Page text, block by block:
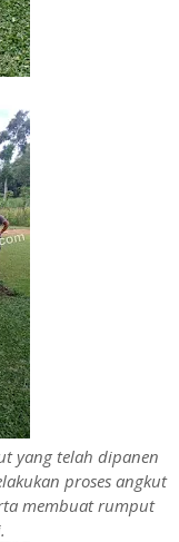
yang telah dipanen
proses angkut
membuat rumput